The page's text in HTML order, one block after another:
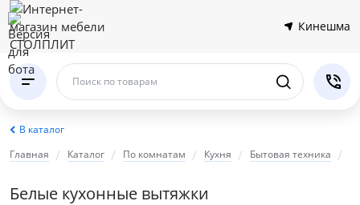
Кинешма
Поиск по товарам
В каталог
Главная
Каталог По комнатам Кухня Бытовая техника
Белые кухонные вытяжки